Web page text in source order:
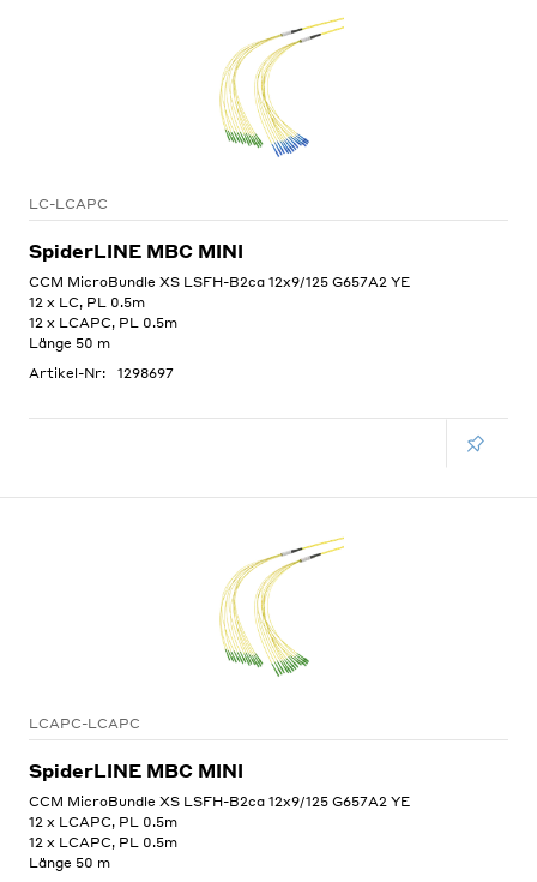
LC-LCAPC
SpiderLINE MBC MINI
CCM MicroBundle XS LSFH-B2ca 12x9/125 G657A2 YE
12 x LC, PL 0.5m
12 x LCAPC, PL 0.5m
Länge 50 m
Artikel-Nr:
1298697
LCAPC-LCAPC
SpiderLINE MBC MINI
CCM MicroBundle XS LSFH-B2ca 12x9/125 G657A2 YE
12 x LCAPC, PL 0.5m
12 x LCAPC, PL 0.5m
Länge 50 m